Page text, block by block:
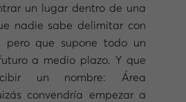
un lugar dentro de una
nadie sabe delimitar con
pero que supone todo un
a medio plazo. Y que
un nombre: Área
convendría empezar a